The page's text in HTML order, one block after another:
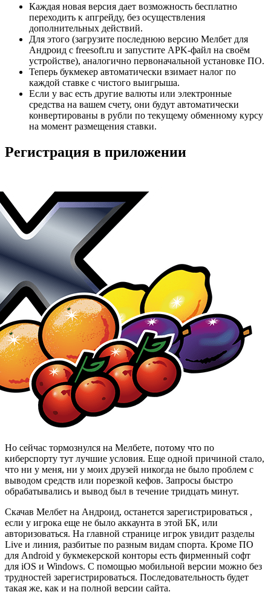
Каждая новая версия дает возможность бесплатно
переходить к апгрейду, без осуществления
дополнительных действий.
Для этого (загрузите последнюю версию Мелбет для
Андроид с freesoft.ru и запустите APK-файл на своём
устройстве), аналогично первоначальной установке ПО.
Теперь букмекер автоматически взимает налог по
каждой ставке с чистого выигрыша.
Если у вас есть другие валюты или электронные
средства на вашем счету, они будут автоматически
конвертированы в рубли по текущему обменному курсу
на момент размещения ставки.
Регистрация в приложении
Но сейчас тормознулся на Мелбете, потому что по
киберспорту тут лучшие условия. Еще одной причиной стало,
что ни у меня, ни у моих друзей никогда не было проблем с
выводом средств или порезкой кефов. Запросы быстро
обрабатывались и вывод был в течение тридцать минут.
Скачав Мелбет на Андроид, останется зарегистрироваться ,
если у игрока еще не было аккаунта в этой БК, или
авторизоваться. На главной странице игрок увидит разделы
Live и линия, разбитые по разным видам спорта. Кроме ПО
для Android у букмекерской конторы есть фирменный софт
для iOS и Windows. С помощью мобильной версии можно без
трудностей зарегистрироваться. Последовательность будет
такая же, как и на полной версии сайта.